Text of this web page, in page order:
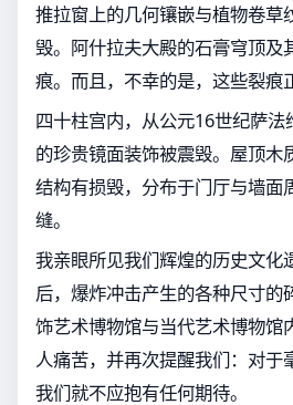
推拉窗上的几何镶嵌与植物卷草
毁。阿什拉夫大殿的石膏穹顶及
痕。而且，不幸的是，这些裂痕
四十柱宫内，从公元16世纪萨
的珍贵镜面装饰被震毁。屋顶木
结构有损毁，分布于门厅与墙面
缝。
我亲眼所见我们辉煌的历史文化
后，爆炸冲击产生的各种尺寸的
饰艺术博物馆与当代艺术博物馆
人痛苦，并再次提醒我们：对于
我们就不应抱有任何期待。